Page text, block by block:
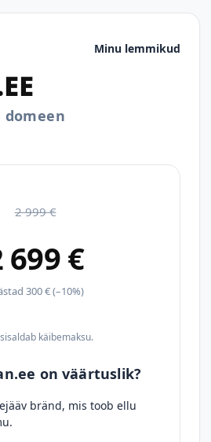
Minu lemmikud
domeen
2 999 €
699 €
300 € (–10%)
käibemaksu.
on väärtuslik?
bränd, mis toob ellu